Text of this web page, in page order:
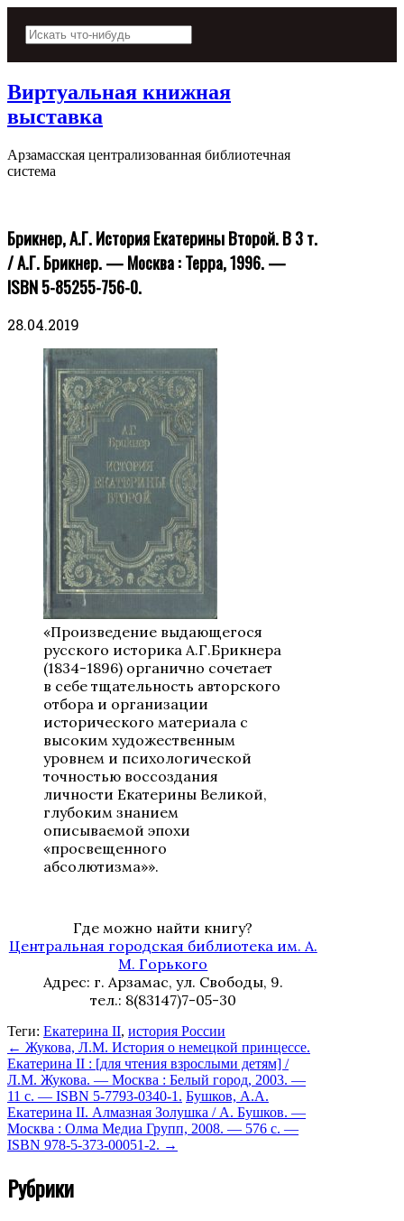
Виртуальная книжная
выставка
Арзамасская централизованная библиотечная
система
Брикнер, А.Г. История Екатерины Второй. В 3 т.
/ А.Г. Брикнер. — Москва : Терра, 1996. —
ISBN 5-85255-756-0.
28.04.2019
«Произведение выдающегося
русского историка А.Г.Брикнера
(1834-1896) органично сочетает
в себе тщательность авторского
отбора и организации
исторического материала с
высоким художественным
уровнем и психологической
точностью воссоздания
личности Екатерины Великой,
глубоким знанием
описываемой эпохи
«просвещенного
абсолютизма»».
Где можно найти книгу?
Центральная городская библиотека им. А.
М. Горького
Адрес: г. Арзамас, ул. Свободы, 9.
тел.: 8(83147)7-05-30
Теги: Екатерина II, история России
← Жукова, Л.М. История о немецкой принцессе.
Екатерина II : [для чтения взрослыми детям] /
Л.М. Жукова. — Москва : Белый город, 2003. —
11 с. — ISBN 5-7793-0340-1. Бушков, А.А.
Екатерина II. Алмазная Золушка / А. Бушков. —
Москва : Олма Медиа Групп, 2008. — 576 с. —
ISBN 978-5-373-00051-2. →
Рубрики